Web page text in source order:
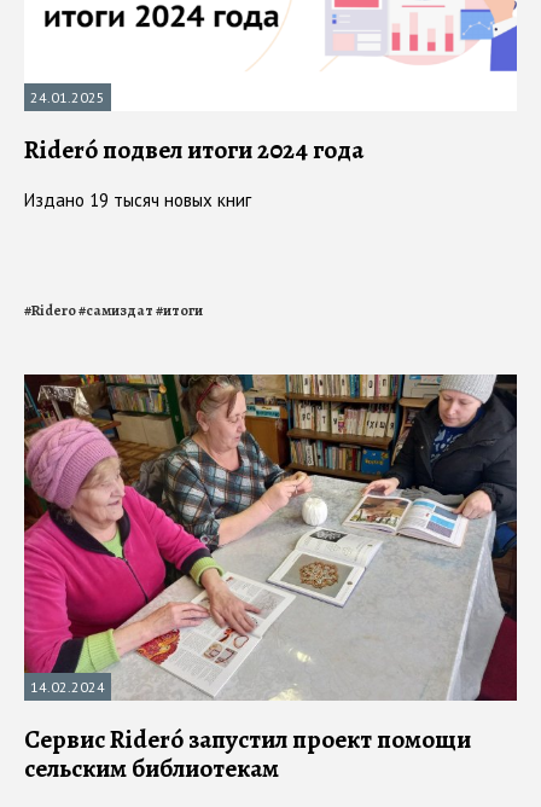
24.01.2025
Rideró подвел итоги 2024 года
Издано 19 тысяч новых книг
#Ridero#самиздат#итоги
14.02.2024
Сервис Rideró запустил проект помощи
сельским библиотекам